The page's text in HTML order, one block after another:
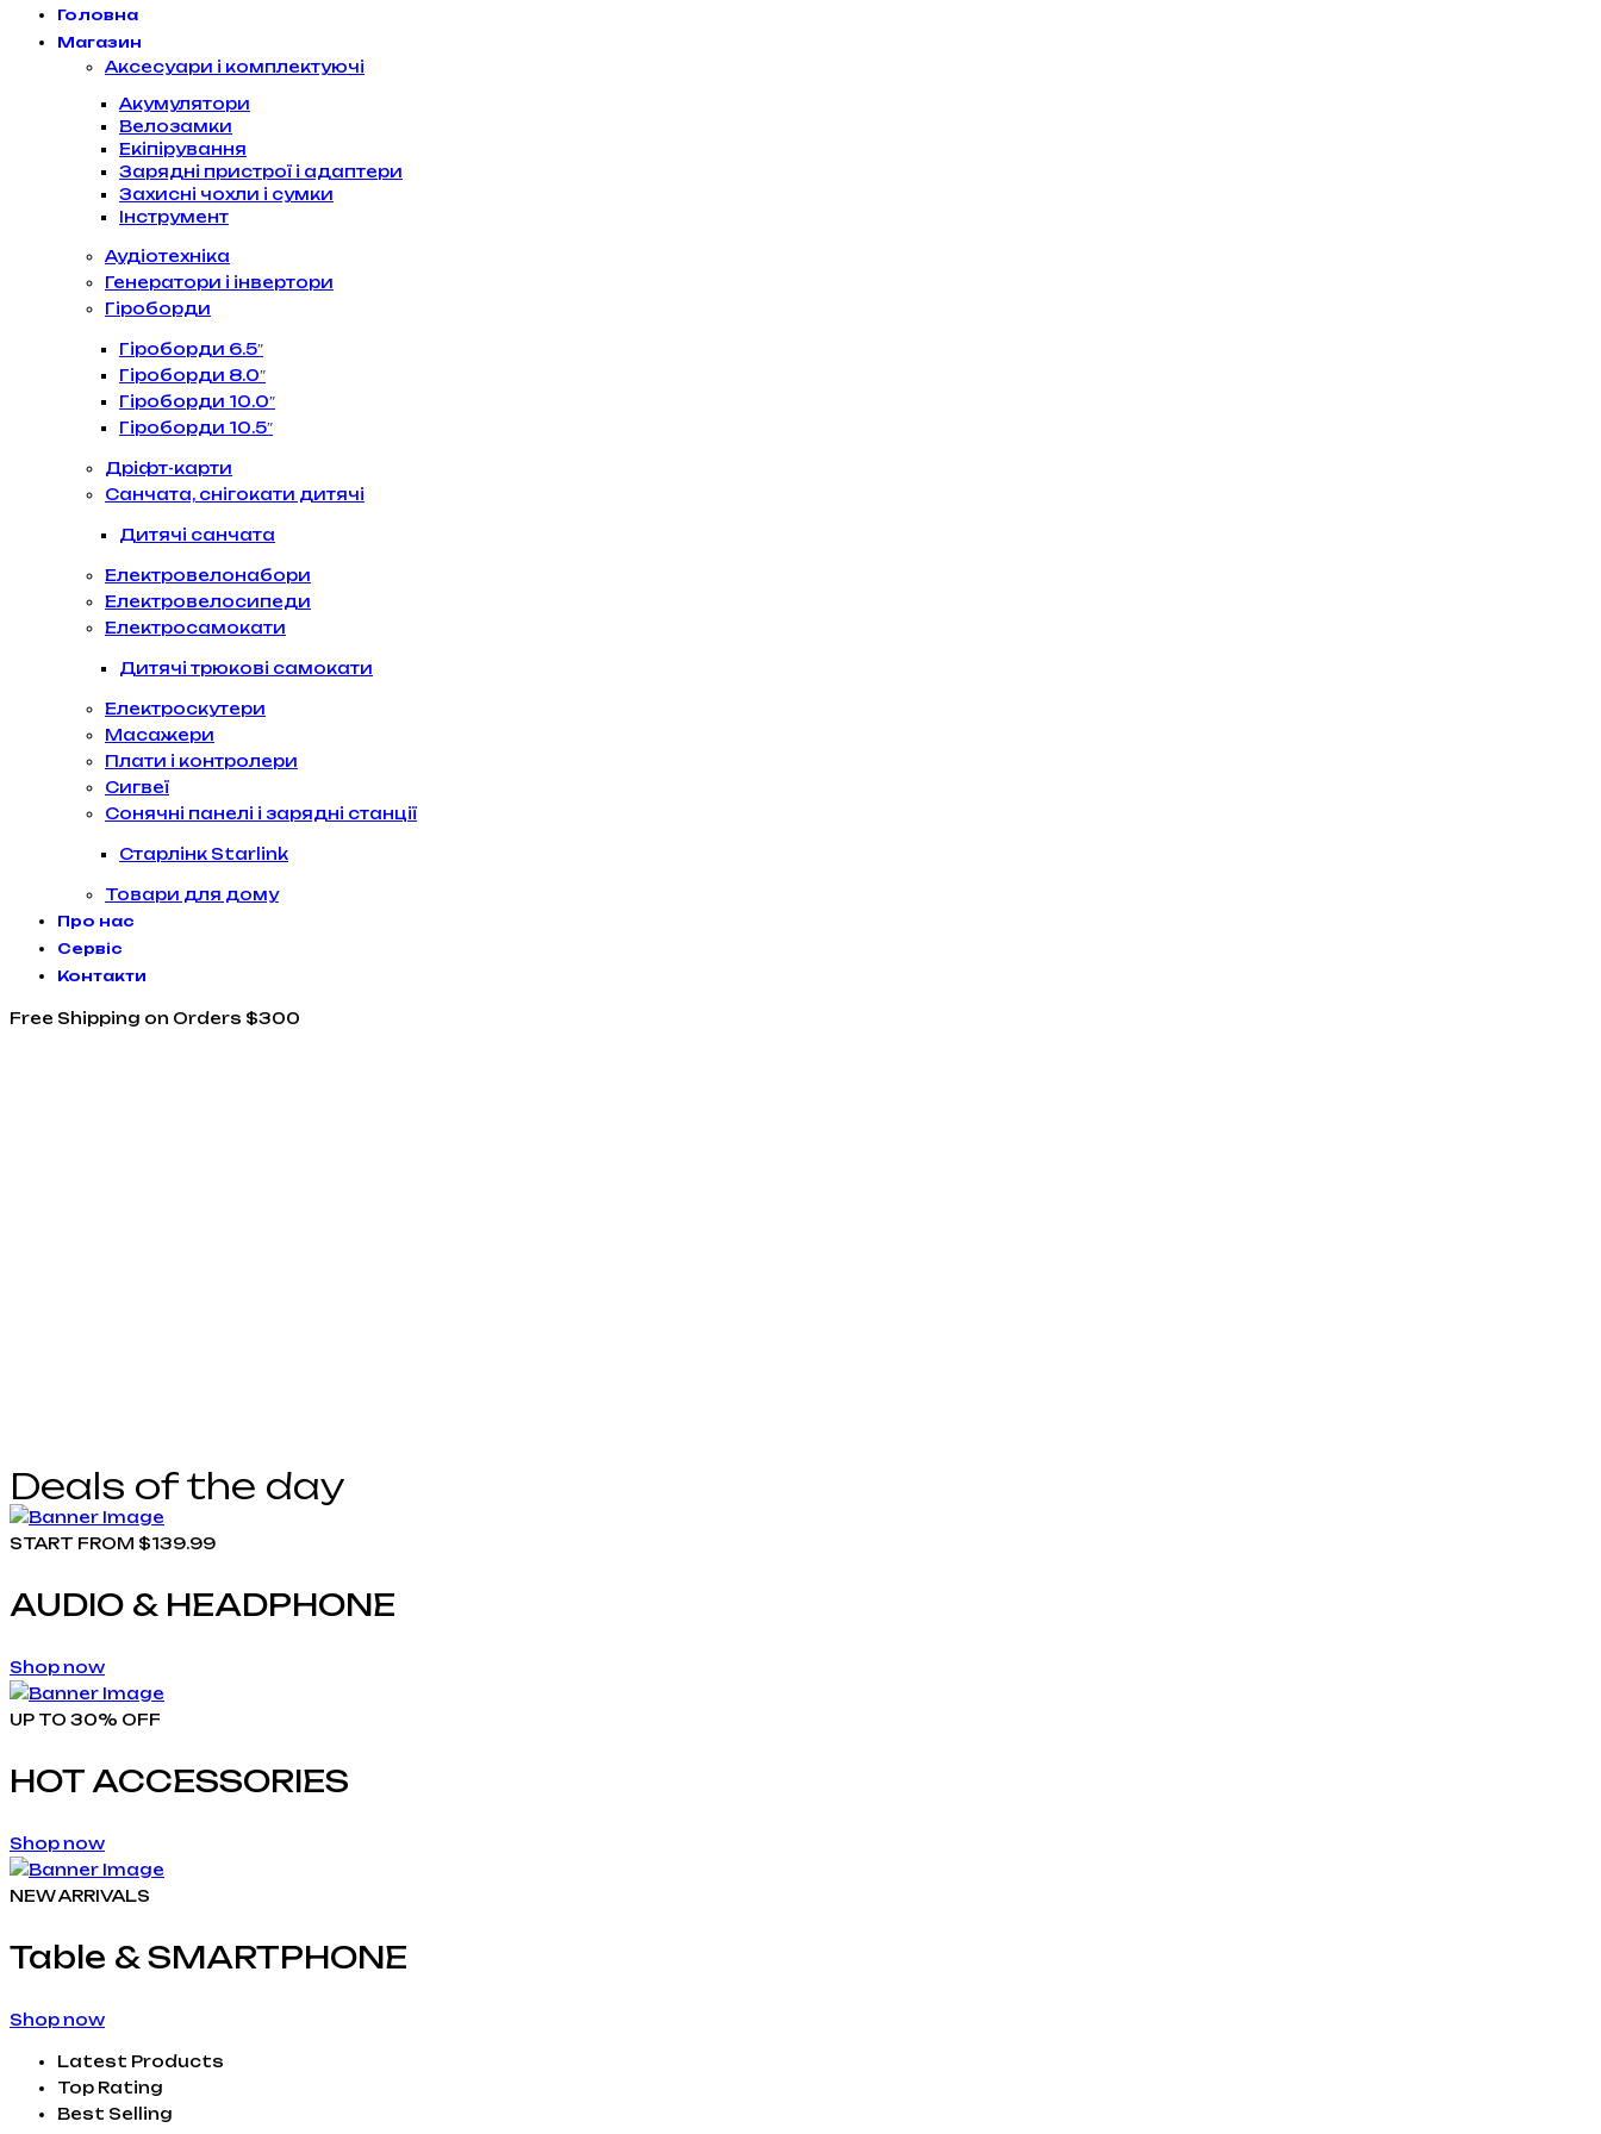
Головна
Магазин
Аксесуари і комплектуючі
Акумулятори
Велозамки
Екіпірування
Зарядні пристрої і адаптери
Захисні чохли і сумки
Інструмент
Аудіотехніка
Генератори і інвертори
Гіроборди
Гіроборди 6.5″
Гіроборди 8.0″
Гіроборди 10.0″
Гіроборди 10.5″
Дріфт-карти
Санчата, снігокати дитячі
Дитячі санчата
Електровелонабори
Електровелосипеди
Електросамокати
Дитячі трюкові самокати
Електроскутери
Масажери
Плати і контролери
Сигвеї
Сонячні панелі і зарядні станції
Старлінк Starlink
Товари для дому
Про нас
Сервіс
Контакти
Free Shipping on Orders $300
Deals of the day
START FROM $139.99
AUDIO & HEADPHONE
Shop now
UP TO 30% OFF
HOT ACCESSORIES
Shop now
NEW ARRIVALS
Table & SMARTPHONE
Shop now
Latest Products
Top Rating
Best Selling